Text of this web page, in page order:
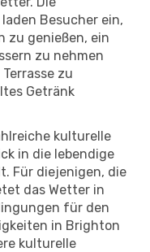
Besucher ein,
zu genießen, ein
zu nehmen
zu
Getränk
kulturelle
in die lebendige
Für diejenigen, die
das Wetter in
für den
in Brighton
kulturelle